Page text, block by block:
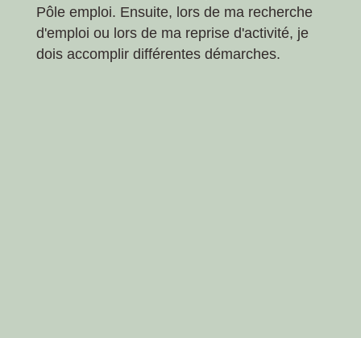
Pôle emploi. Ensuite, lors de ma recherche
d'emploi ou lors de ma reprise d'activité, je
dois accomplir différentes démarches.